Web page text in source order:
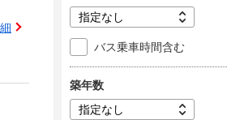
バス乗車時間含む
築年数